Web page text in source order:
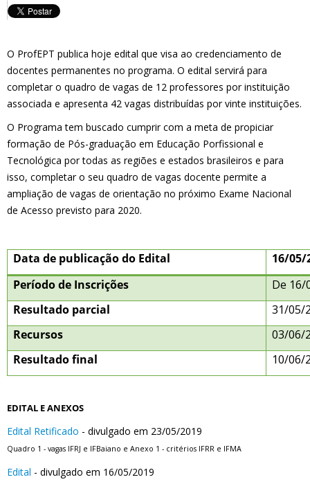
O ProfEPT publica hoje edital que visa ao credenciamento de
docentes permanentes no programa. O edital servirá para
completar o quadro de vagas de 12 professores por instituição
associada e apresenta 42 vagas distribuídas por vinte instituições.
O Programa tem buscado cumprir com a meta de propiciar
formação de Pós-graduação em Educação Porfissional e
Tecnológica por todas as regiões e estados brasileiros e para
isso, completar o seu quadro de vagas docente permite a
ampliação de vagas de orientação no próximo Exame Nacional
de Acesso previsto para 2020.
Data de publicação do Edital
16/05/
Período de Inscrições
De 16/
Resultado parcial
31/05/
Recursos
03/06/
Resultado final
10/06/
EDITAL E ANEXOS
Edital Retificado - divulgado em 23/05/2019
Quadro 1 - vagas IFRJ e IFBaiano e Anexo 1 - critérios IFRR e IFMA
Edital - divulgado em 16/05/2019